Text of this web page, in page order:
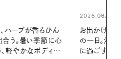
と手間で変わる、夏
季節を「ごきげん」
習慣
2026.07.24
夏の髪と心
る【大人気の
1本で汗ばむ